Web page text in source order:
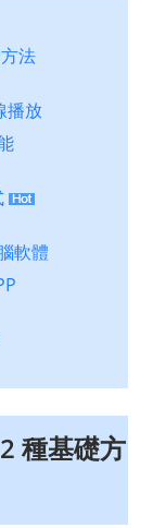
法
播放
軟體
種基礎方